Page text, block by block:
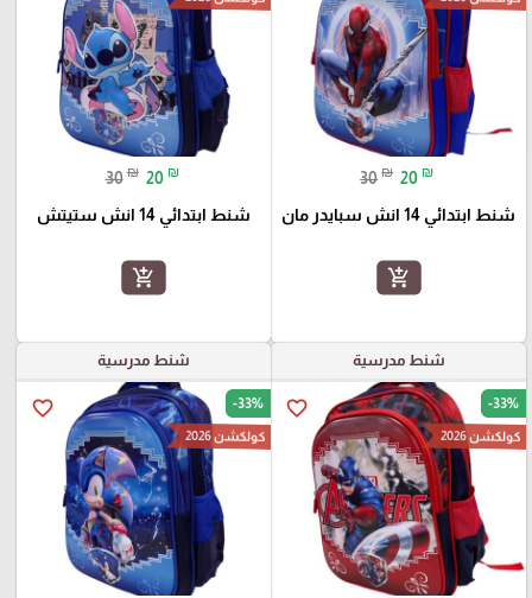
30 ₪ 20 ₪
شنط ابتدائي 14 انش سبايدر مان
add_shopping_cart
30 ₪ 20 ₪
شنط ابتدائي 14 انش ستيتش
add_shopping_cart
شنط مدرسية
favorite_border -33%
كولكشن 2026
شنط مدرسية
favorite_border -33%
كولكشن 2026